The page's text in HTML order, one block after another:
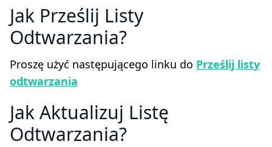
Jak Prześlij Listy
Odtwarzania
Proszę użyć następującego linku do Prześlij listy
odtwarzania
Jak Aktualizuj Listę
Odtwarzania